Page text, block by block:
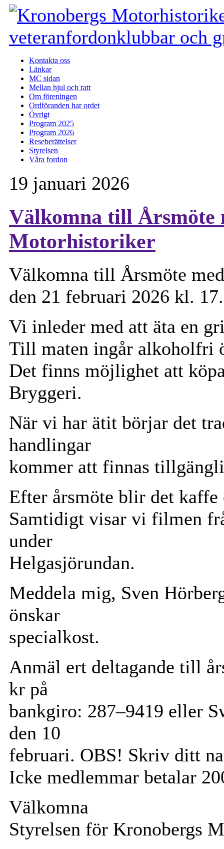
Kontakta oss
Länkar
MC sidan
Mellan hjul och ratt
Om föreningen
Ordföranden har ordet
Övrigt
Program 2025
Program 2026
Reseberättelser
Styrelsen
Våra fordon
19 januari 2026
Välkomna till Årsmöte
Motorhistoriker
Välkomna till Årsmöte
den 21 februari 2026 kl.
Vi inleder med att äta en
Till maten ingår alkoholfri
Det finns möjlighet att
Bryggeri.
När vi har ätit börjar det
handlingar
kommer att finnas
Efter årsmöte blir det kaffe
Samtidigt visar vi filmen
under
Helgasjörundan.
Meddela mig, Sven
önskar
specialkost.
Anmäl ert deltagande till
kr på
bankgiro: 287–9419 eller
den 10
februari. OBS! Skriv ditt
Icke medlemmar betalar
Välkomna
Styrelsen för Kronobergs